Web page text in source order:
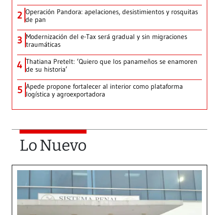
2 Operación Pandora: apelaciones, desistimientos y rosquitas
de pan
3 Modernización del e-Tax será gradual y sin migraciones
traumáticas
4 Thatiana Pretelt: ‘Quiero que los panameños se enamoren
de su historia’
5 Apede propone fortalecer al interior como plataforma
logística y agroexportadora
Lo Nuevo